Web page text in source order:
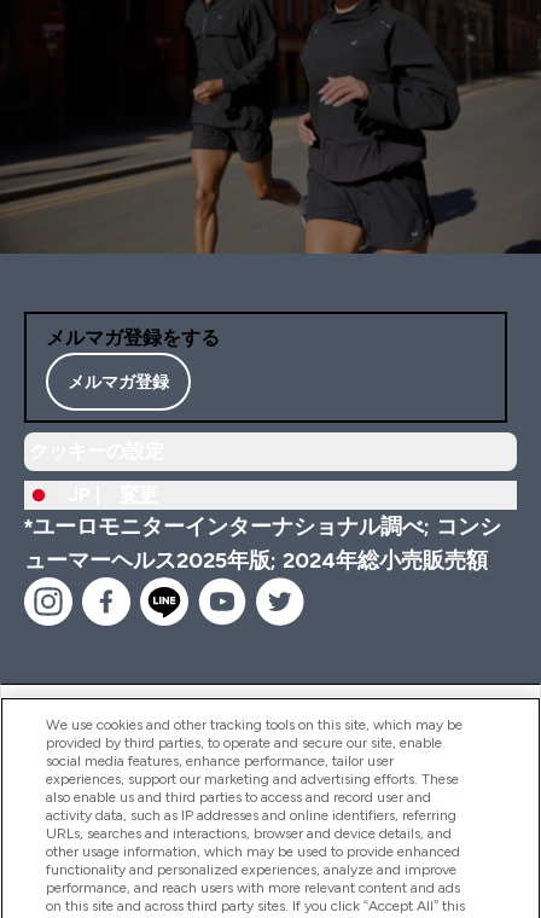
メルマガ登録をする
メルマガ登録
*ユーロモニターインターナショナル調べ; コンシ
ューマーヘルス2025年版; 2024年総小売販売額
ヘルプ＆ガイド
商品について
会社概要
We use cookies and other tracking tools on this site, which may be
provided by third parties, to operate and secure our site, enable
social media features, enhance performance, tailor user
experiences, support our marketing and advertising efforts. These
also enable us and third parties to access and record user and
activity data, such as IP addresses and online identifiers, referring
URLs, searches and interactions, browser and device details, and
other usage information, which may be used to provide enhanced
functionality and personalized experiences, analyze and improve
performance, and reach users with more relevant content and ads
on this site and across third party sites. If you click “Accept All” this